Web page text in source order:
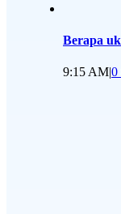
Berapa
9:15 AM|0